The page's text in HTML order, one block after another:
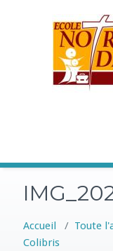
Accueil / Toute
Colibris